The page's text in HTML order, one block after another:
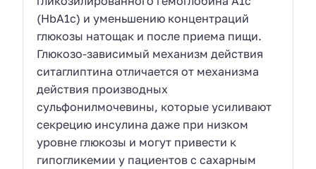
(HbA1c) и уменьшению концентраций
глюкозы натощак и после приема пищи.
Глюкозо-зависимый механизм действия
ситаглиптина отличается от механизма
действия производных
сульфонилмочевины, которые усиливают
секрецию инсулина даже при низком
уровне глюкозы и могут привести к
гипогликемии у пациентов с сахарным